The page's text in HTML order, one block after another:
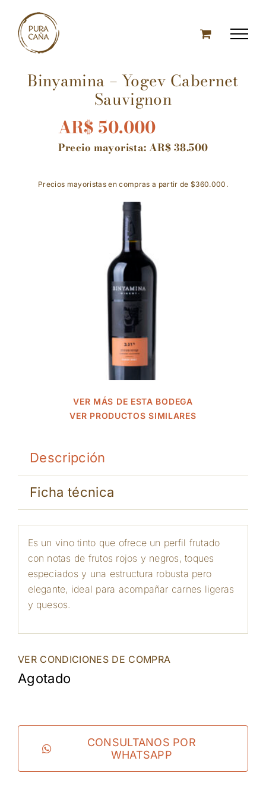
content
Binyamina – Yogev Cabernet
Sauvignon
AR$ 50.000
Precio mayorista:AR$38.500
Precios mayoristas en compras a partir de $360.000.
VER MÁS DE ESTA BODEGA
VER PRODUCTOS SIMILARES
Descripción
Ficha técnica
Es un vino tinto que ofrece un perfil frutado
con notas de frutos rojos y negros, toques
especiados y una estructura robusta pero
elegante, ideal para acompañar carnes ligeras
y quesos.
VER CONDICIONES DE COMPRA
Agotado
CONSULTANOS POR
WHATSAPP